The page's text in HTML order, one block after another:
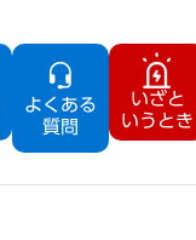
よくある
質問
いざと
いうとき